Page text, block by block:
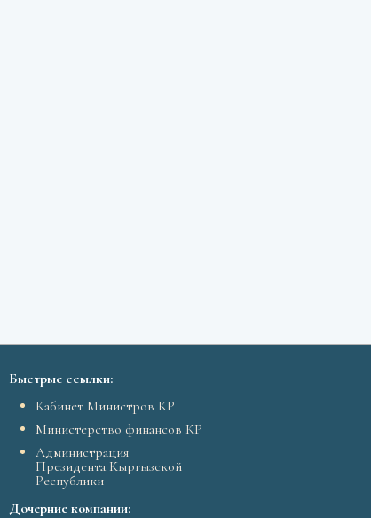
Быстрые ссылки:
Кабинет Министров КР
Министерство финансов КР
Администрация
Президента Кыргызской
Республики
Дочерние компании: